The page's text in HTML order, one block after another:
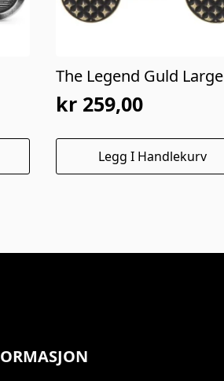
The Legend Guld Large
kr 259,00
Legg I Handlekurv